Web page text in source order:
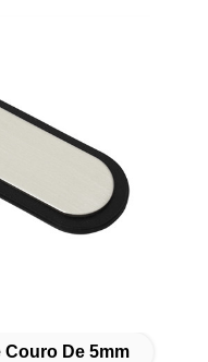
Couro De 5mm